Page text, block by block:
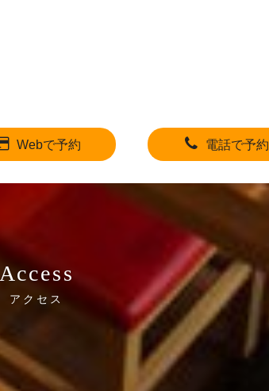
Webで予約 電話で予約
Access
アクセス